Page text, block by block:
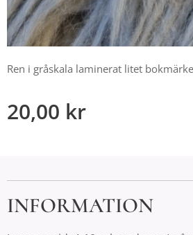
Ren i gråskala laminerat litet bokmärke
20,00 kr
INFORMATION